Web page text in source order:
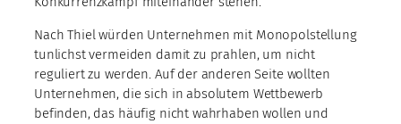
Nach Thiel würden Unternehmen mit Monopolstellung
tunlichst vermeiden damit zu prahlen, um nicht
reguliert zu werden. Auf der anderen Seite wollten
Unternehmen, die sich in absolutem Wettbewerb
befinden, das häufig nicht wahrhaben wollen und